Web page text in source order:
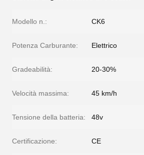
Modello n.: CK6
Potenza Carburante: Elettrico
Gradeabilità: 20-30%
Velocità massima: 45 km/h
Tensione della batteria: 48v
Certificazione: CE